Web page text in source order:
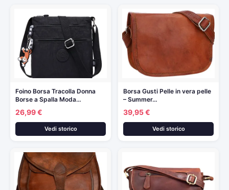
Foino Borsa Tracolla Donna
Borse a Spalla Moda…
26,99 €
Vedi storico
Borsa Gusti Pelle in vera pelle
– Summer…
39,95 €
Vedi storico